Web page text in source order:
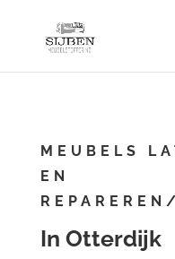
MEUBELS
EN
In Otterdijk